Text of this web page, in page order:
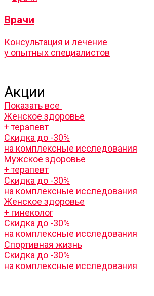
Врачи
Консультация и лечение
у опытных специалистов
Акции
Показать все
Женское здоровье
+ терапевт
Скидка до -30%
на комплексные исследования
Мужское здоровье
+ терапевт
Скидка до -30%
на комплексные исследования
Женское здоровье
+ гинеколог
Скидка до -30%
на комплексные исследования
Спортивная жизнь
Скидка до -30%
на комплексные исследования